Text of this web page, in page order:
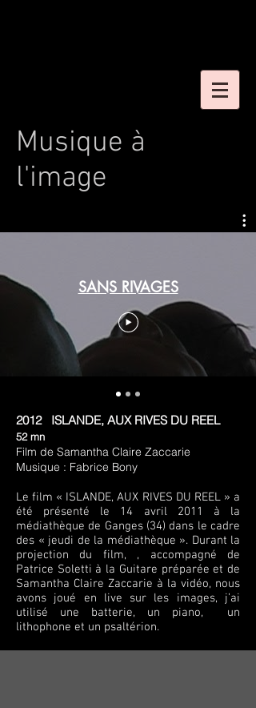
Musique à
l'image
SANS RIVAGES
2012 ISLANDE, AUX RIVES DU REEL
52 mn
Film de Samantha Claire Zaccarie
Musique : Fabrice Bony
Le film « ISLANDE, AUX RIVES DU REEL » a
été présenté le 14 avril 2011 à la
médiathèque de Ganges (34) dans le cadre
des « jeudi de la médiathèque ». Durant la
projection du film, , accompagné de
Patrice Soletti à la Guitare préparée et de
Samantha Claire Zaccarie à la vidéo, nous
avons joué en live sur les images, j’ai
utilisé une batterie, un piano, un
lithophone et un psaltérion.